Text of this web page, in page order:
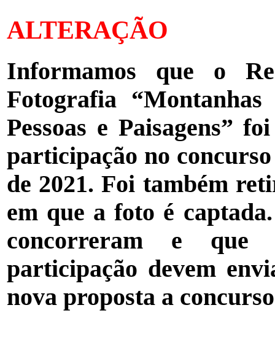
ALTERAÇÃO
Informamos que o
Fotografia
Pessoas e Paisagens”
participação no
de 2021. Foi também
em que a foto é
concorreram e que
participação devem
nova proposta a